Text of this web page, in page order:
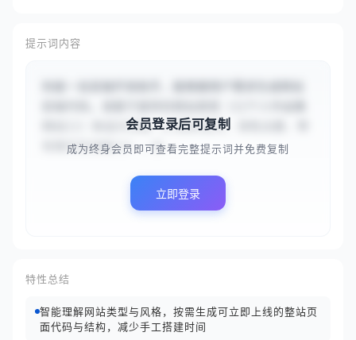
提示词内容
网站}}）和设计风格（{{简约现代、深色主题、带
有微交互动画}}），分...
会员登录后可复制
成为终身会员即可查看完整提示词并免费复制
立即登录
特性总结
智能理解网站类型与风格，按需生成可立即上线的整站页
面代码与结构，减少手工搭建时间